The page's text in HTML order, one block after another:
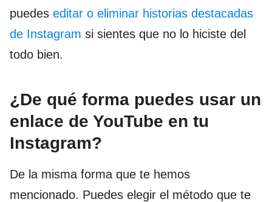
puedes editar o eliminar historias destacadas
de Instagram si sientes que no lo hiciste del
todo bien.
¿De qué forma puedes usar un
enlace de YouTube en tu
Instagram?
De la misma forma que te hemos
mencionado. Puedes elegir el método que te